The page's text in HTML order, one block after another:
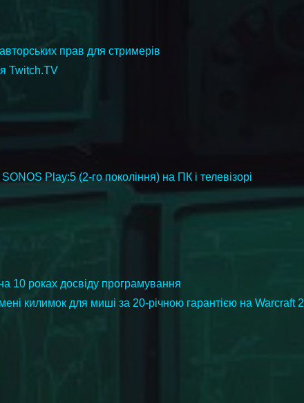
прав для стримерів
Twitch.TV
SONOS Play:5 (2-го покоління) на ПК і телевізорі
10 роках досвіду програмування
килимок для миші за 20-річною гарантією на Warcraft 2